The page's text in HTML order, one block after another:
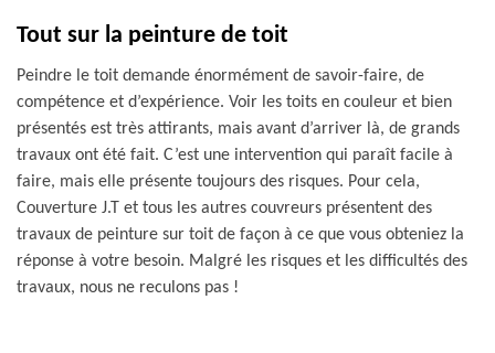
Tout sur la peinture de toit
Peindre le toit demande énormément de savoir-faire, de
compétence et d’expérience. Voir les toits en couleur et bien
présentés est très attirants, mais avant d’arriver là, de grands
travaux ont été fait. C’est une intervention qui paraît facile à
faire, mais elle présente toujours des risques. Pour cela,
Couverture J.T et tous les autres couvreurs présentent des
travaux de peinture sur toit de façon à ce que vous obteniez la
réponse à votre besoin. Malgré les risques et les difficultés des
travaux, nous ne reculons pas !